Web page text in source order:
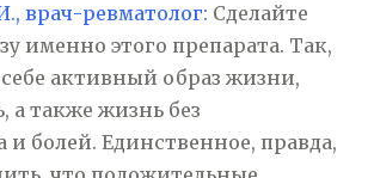
врач-ревматолог: Сделайте
именно этого препарата. Так,
активный образ жизни,
а также жизнь без
болей. Единственное, правда,